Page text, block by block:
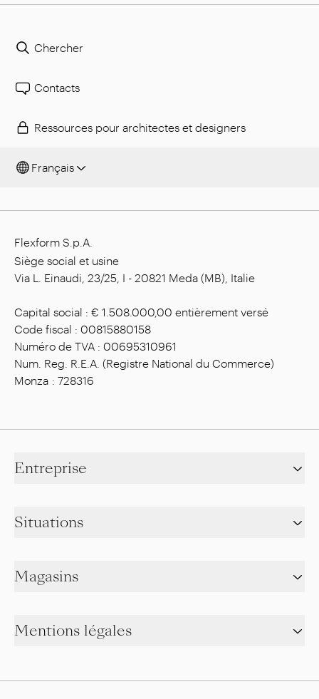
Chercher
Contacts
Ressources pour architectes et designers
Français
Flexform S.p.A.
Siège social et usine
Via L. Einaudi, 23/25, I - 20821 Meda (MB), Italie
Capital social : € 1.508.000,00 entièrement versé
Code fiscal : 00815880158
Numéro de TVA : 00695310961
Num. Reg. R.E.A. (Registre National du Commerce)
Monza : 728316
Entreprise
Situations
Magasins
Mentions légales